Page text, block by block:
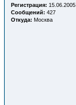
Регистрация: 15.06.2005
Сообщений: 427
Откуда: Москва